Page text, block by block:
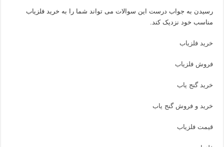
رسیدن به جواب درست این سوالات می تواند شما را به خرید فلزیاب
مناسب خود نزدیک کند.
خرید فلزیاب
فروش فلزیاب
خرید گنج یاب
خرید و فروش گنج یاب
قیمت فلزیاب